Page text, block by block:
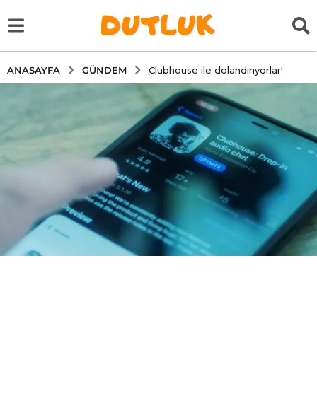
ANASAYFA GÜNDEM Clubhouse ile dolandırıyorlar!